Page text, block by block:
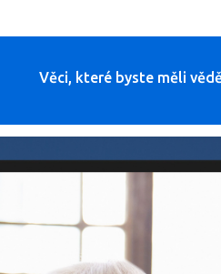
Věci, které byste měli